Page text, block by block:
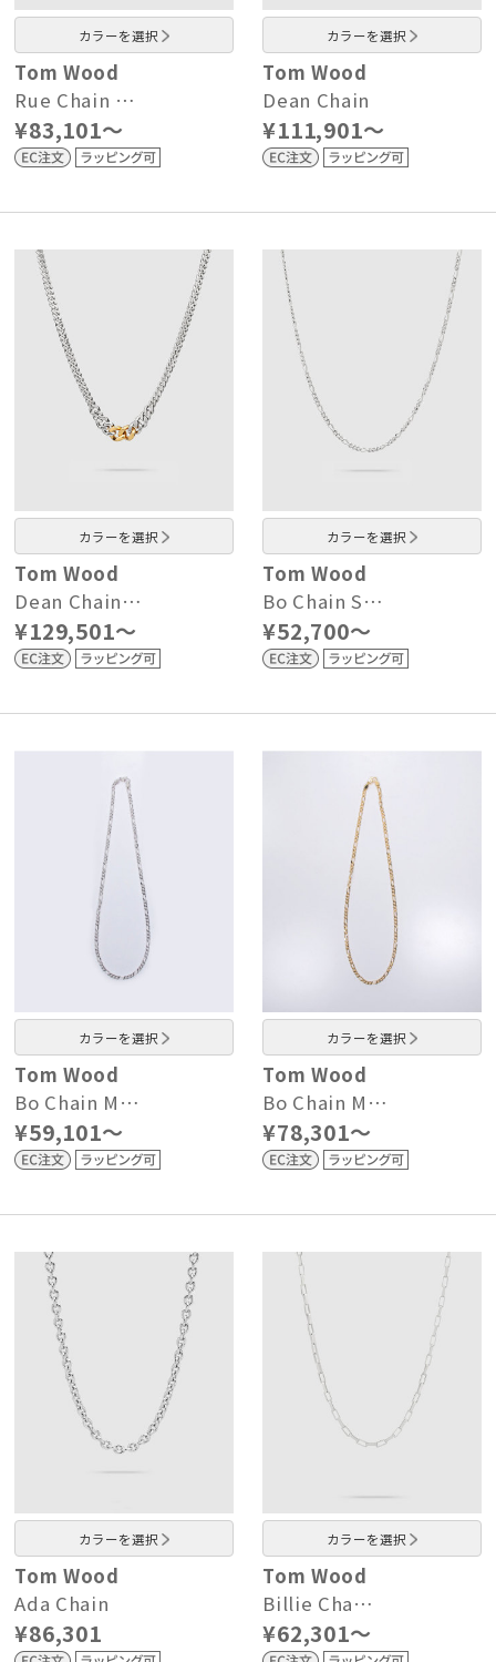
カラーを選択
Tom Wood
Rue Chain …
¥83,101～
カラーを選択
Tom Wood
Dean Chain
¥111,901～
カラーを選択
Tom Wood
Dean Chain…
¥129,501～
カラーを選択
Tom Wood
Bo Chain S…
¥52,700～
カラーを選択
Tom Wood
Bo Chain M…
¥59,101～
カラーを選択
Tom Wood
Bo Chain M…
¥78,301～
カラーを選択
Tom Wood
Ada Chain
¥86,301
カラーを選択
Tom Wood
Billie Cha…
¥62,301～